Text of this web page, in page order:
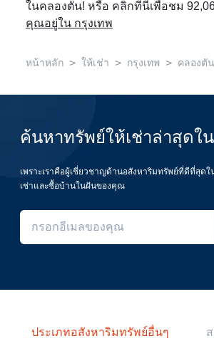
ในคลองตัน! หรือ คลิกที่นี่เพื่อชม
คุณอยู่ใน กรุงเทพ
หน้าหลัก > ให้เช่า > กรุงเทพ > คลองตัน
ค้นหาทรัพย์ให้เช่าล่าสุดใ
เพราะเราคือผู้เชี่ยวชาญด้านอสังหาริมทรัพย์ที่ดีที่สุดใ
เช่าและซื้อบ้านในฝันของคุณ
ประเภทอสังหาริมทรัพย์อื่นๆ